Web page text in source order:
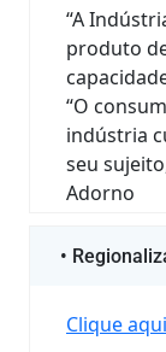
“A
produto
“O
indústria
seu
Adorno
nós, mas
“Onde há
•
Clique aqui